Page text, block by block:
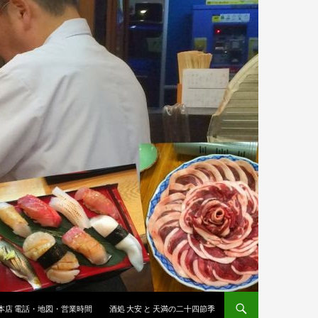
店 電話・地図・営業時間 酒処 大安 と 天満の二十四節季